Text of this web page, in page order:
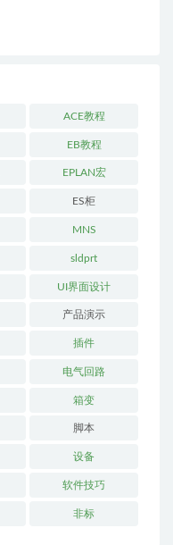
ACE教程
EB教程
EPLAN宏
ES柜
MNS
sldprt
UI界面设计
产品演示
插件
电气回路
箱变
脚本
设备
软件技巧
非标